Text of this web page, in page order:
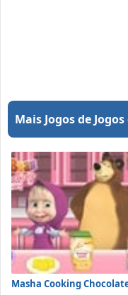
Mais Jogos de